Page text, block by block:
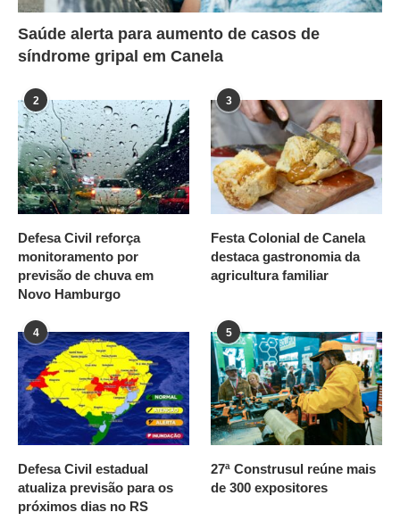
Saúde alerta para aumento de casos de
síndrome gripal em Canela
2
Defesa Civil reforça
monitoramento por
previsão de chuva em
Novo Hamburgo
3
Festa Colonial de Canela
destaca gastronomia da
agricultura familiar
4
Defesa Civil estadual
atualiza previsão para os
próximos dias no RS
5
27ª Construsul reúne mais
de 300 expositores